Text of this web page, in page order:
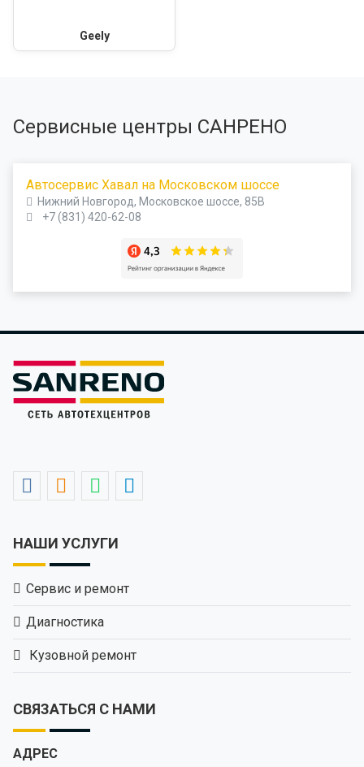
Geely
Сервисные центры САНРЕНО
Автосервис Хавал на Московском шоссе
Нижний Новгород, Московское шоссе, 85В
+7 (831) 420-62-08
НАШИ УСЛУГИ
Сервис и ремонт
Диагностика
Кузовной ремонт
СВЯЗАТЬСЯ С НАМИ
АДРЕС